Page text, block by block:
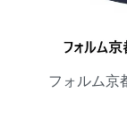
フォルム京